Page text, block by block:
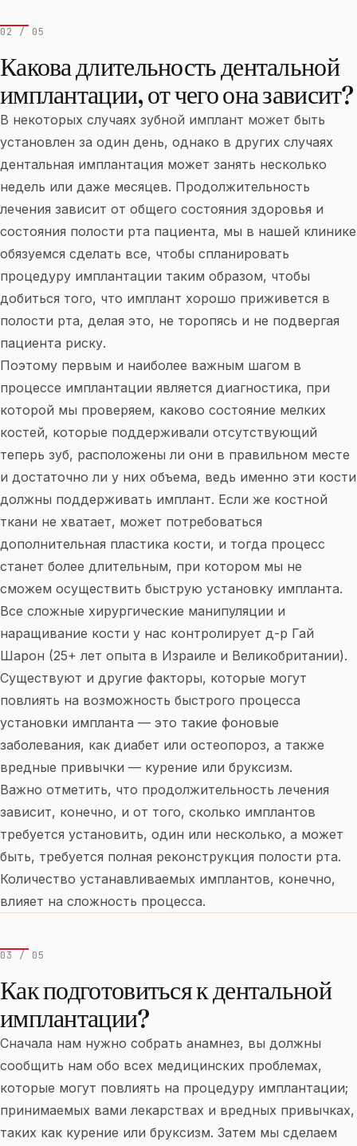
02 / 05
Какова длительность дентальной
имплантации, от чего она зависит?
В некоторых случаях зубной имплант может быть
установлен за один день, однако в других случаях
дентальная имплантация может занять несколько
недель или даже месяцев. Продолжительность
лечения зависит от общего состояния здоровья и
состояния полости рта пациента, мы в нашей клинике
обязуемся сделать все, чтобы спланировать
процедуру имплантации таким образом, чтобы
добиться того, что имплант хорошо приживется в
полости рта, делая это, не торопясь и не подвергая
пациента риску.
Поэтому первым и наиболее важным шагом в
процессе имплантации является диагностика, при
которой мы проверяем, каково состояние мелких
костей, которые поддерживали отсутствующий
теперь зуб, расположены ли они в правильном месте
и достаточно ли у них объема, ведь именно эти кости
должны поддерживать имплант. Если же костной
ткани не хватает, может потребоваться
дополнительная пластика кости, и тогда процесс
станет более длительным, при котором мы не
сможем осуществить быструю установку импланта.
Все сложные хирургические манипуляции и
наращивание кости у нас контролирует д-р Гай
Шарон (25+ лет опыта в Израиле и Великобритании).
Существуют и другие факторы, которые могут
повлиять на возможность быстрого процесса
установки импланта — это такие фоновые
заболевания, как диабет или остеопороз, а также
вредные привычки — курение или бруксизм.
Важно отметить, что продолжительность лечения
зависит, конечно, и от того, сколько имплантов
требуется установить, один или несколько, а может
быть, требуется полная реконструкция полости рта.
Количество устанавливаемых имплантов, конечно,
влияет на сложность процесса.
03 / 05
Как подготовиться к дентальной
имплантации?
Сначала нам нужно собрать анамнез, вы должны
сообщить нам обо всех медицинских проблемах,
которые могут повлиять на процедуру имплантации;
принимаемых вами лекарствах и вредных привычках,
таких как курение или бруксизм. Затем мы сделаем